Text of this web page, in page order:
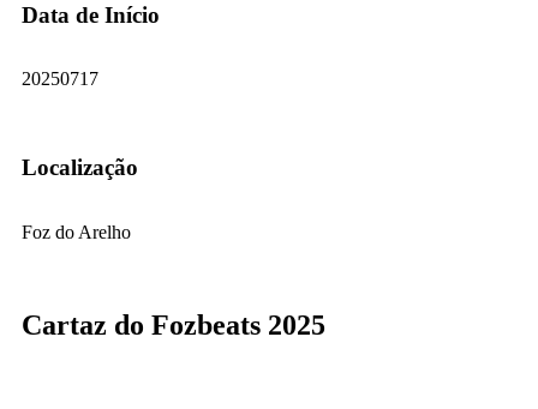
Data de Início
20250717
Localização
Foz do Arelho
Cartaz do Fozbeats 2025